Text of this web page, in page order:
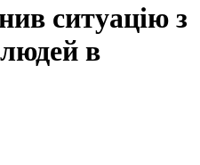
ситуацію з
в